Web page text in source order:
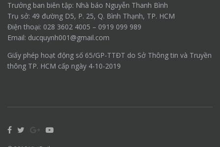
Trưởng ban biên tập: Nhà báo Nguyễn Thanh Bình
Trụ sở: 49 đường D5, P. 25, Q. Bình Thạnh, TP. HCM
Điện thoại: 028 3602 4005 – 0919 099 989
Email: ducquynh001@gmail.com
Giấy phép hoạt động số 65/GP-TTĐT do Sở Thông tin và Truyền
thông TP. HCM cấp ngày 4-10-2019